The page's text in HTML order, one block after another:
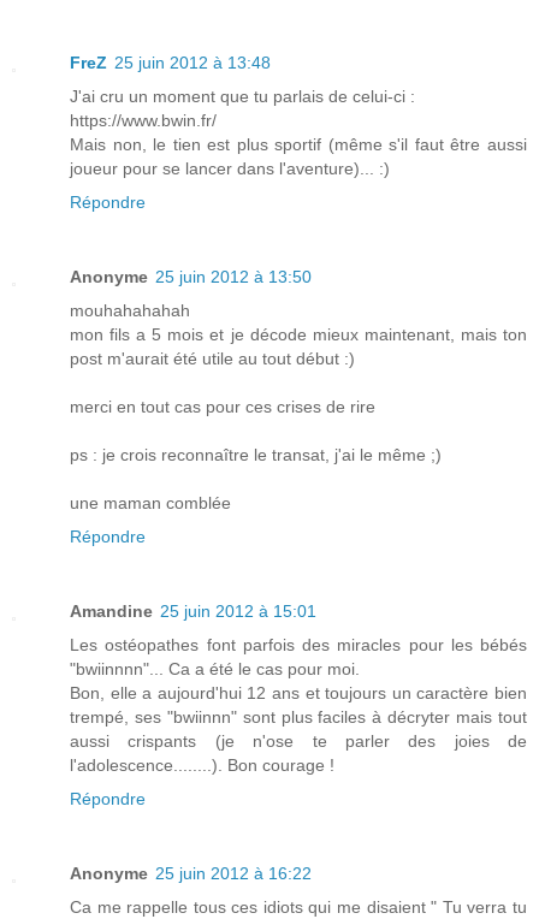
FreZ 25 juin 2012 à 13:48
J'ai cru un moment que tu parlais de celui-ci :
https://www.bwin.fr/
Mais non, le tien est plus sportif (même s'il faut être aussi
joueur pour se lancer dans l'aventure)... :)
Répondre
Anonyme 25 juin 2012 à 13:50
mouhahahahah
mon fils a 5 mois et je décode mieux maintenant, mais ton
post m'aurait été utile au tout début :)
merci en tout cas pour ces crises de rire
ps : je crois reconnaître le transat, j'ai le même ;)
une maman comblée
Répondre
Amandine 25 juin 2012 à 15:01
Les ostéopathes font parfois des miracles pour les bébés
"bwiinnnn"... Ca a été le cas pour moi.
Bon, elle a aujourd'hui 12 ans et toujours un caractère bien
trempé, ses "bwiinnn" sont plus faciles à décryter mais tout
aussi crispants (je n'ose te parler des joies de
l'adolescence........). Bon courage !
Répondre
Anonyme 25 juin 2012 à 16:22
Ca me rappelle tous ces idiots qui me disaient " Tu verra tu